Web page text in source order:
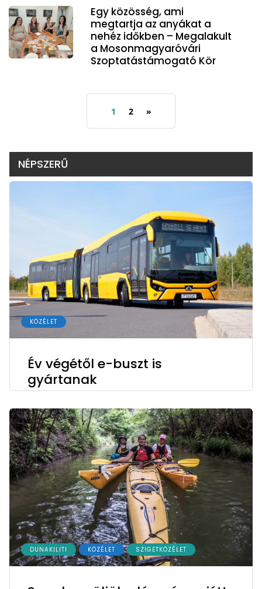
Egy közösség, ami
megtartja az anyákat a
nehéz időkben – Megalakult
a Mosonmagyaróvári
Szoptatástámogató Kör
1 2 »
NÉPSZERŰ
KÖZÉLET
Év végétől e-buszt is
gyártanak
DUNAKILITI KÖZÉLET SZIGETKÖZÉLET